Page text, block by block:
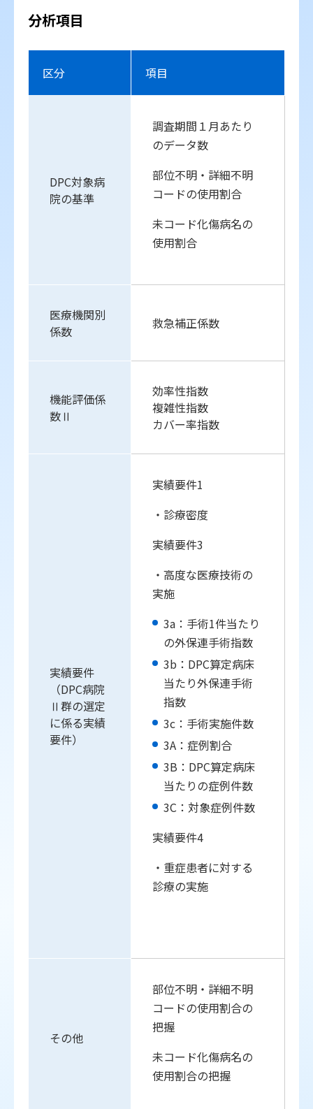
分析項目
区分 項目
DPC対象病
院の基準
調査期間１月あたり
のデータ数
部位不明・詳細不明
コードの使用割合
未コード化傷病名の
使用割合
医療機関別
係数
救急補正係数
機能評価係
数Ⅱ
効率性指数
複雑性指数
カバー率指数
実績要件
（DPC病院
Ⅱ群の選定
に係る実績
要件）
実績要件1
・診療密度
実績要件3
・高度な医療技術の
実施
3a：手術1件当たり
の外保連手術指数
3b：DPC算定病床
当たり外保連手術
指数
3c：手術実施件数
3A：症例割合
3B：DPC算定病床
当たりの症例件数
3C：対象症例件数
実績要件4
・重症患者に対する
診療の実施
その他
部位不明・詳細不明
コードの使用割合の
把握
未コード化傷病名の
使用割合の把握